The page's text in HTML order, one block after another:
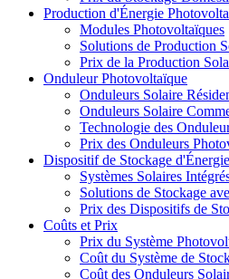
Production d'Énergie
Modules Photovoltaïques
Solutions de Production
Prix de la Production
Onduleur Photovoltaïque
Onduleurs Solaire
Onduleurs Solaire
Technologie des
Prix des Onduleurs
Dispositif de Stockage
Systèmes Solaires
Solutions de Stockage
Prix des Dispositifs de
Coûts et Prix
Prix du Système
Coût du Système de
Coût des Onduleurs